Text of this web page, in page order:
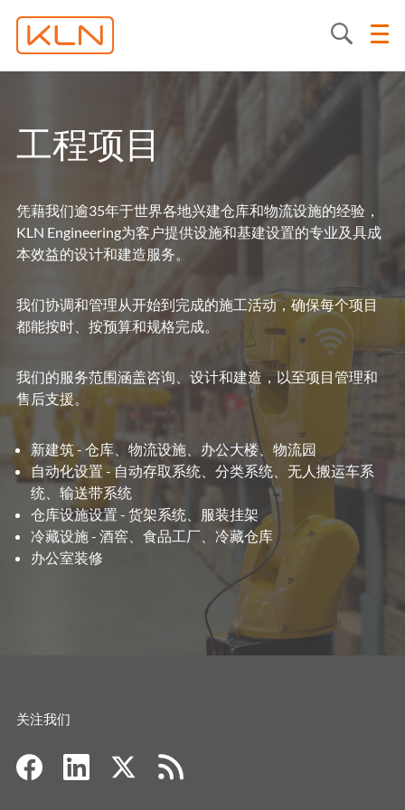
工程项目
凭藉我们逾35年于世界各地兴建仓库和物流设施的经验，
KLN Engineering为客户提供设施和基建设置的专业及具成
本效益的设计和建造服务。
我们协调和管理从开始到完成的施工活动，确保每个项目
都能按时、按预算和规格完成。
我们的服务范围涵盖咨询、设计和建造，以至项目管理和
售后支援。
新建筑 - 仓库、物流设施、办公大楼、物流园
自动化设置 - 自动存取系统、分类系统、无人搬运车系
统、输送带系统
仓库设施设置 - 货架系统、服装挂架
冷藏设施 - 酒窖、食品工厂、冷藏仓库
办公室装修
关注我们